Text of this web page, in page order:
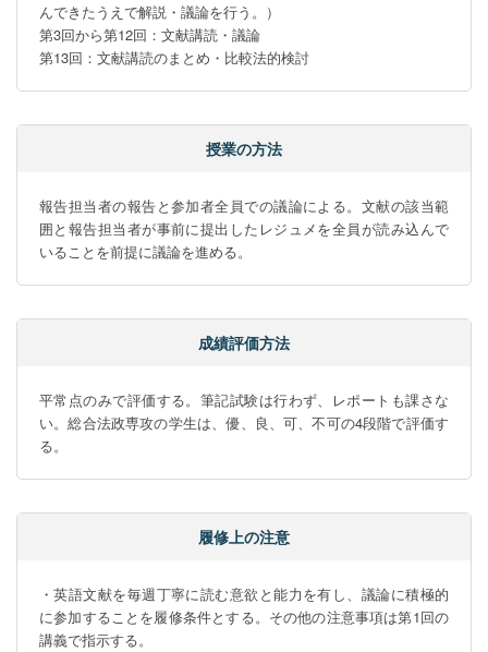
んできたうえで解説・議論を行う。）
第3回から第12回：文献講読・議論
第13回：文献講読のまとめ・比較法的検討
授業の方法
報告担当者の報告と参加者全員での議論による。文献の該当範
囲と報告担当者が事前に提出したレジュメを全員が読み込んで
いることを前提に議論を進める。
成績評価方法
平常点のみで評価する。筆記試験は行わず、レポートも課さな
い。総合法政専攻の学生は、優、良、可、不可の4段階で評価す
る。
履修上の注意
・英語文献を毎週丁寧に読む意欲と能力を有し、議論に積極的
に参加することを履修条件とする。その他の注意事項は第1回の
講義で指示する。